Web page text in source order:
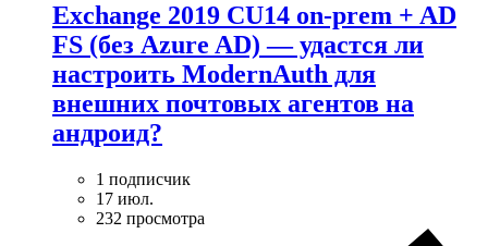
Exchange 2019 CU14 on-prem + AD
FS (без Azure AD) — удаcтся ли
настроить ModernAuth для
внешних почтовых агентов на
андроид?
1 подписчик
17 июл.
232 просмотра